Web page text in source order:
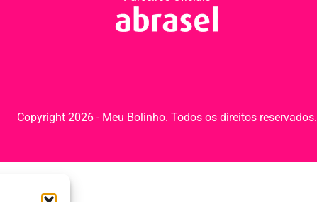
Copyright 2026 - Meu Bolinho. Todos os direitos reservados.